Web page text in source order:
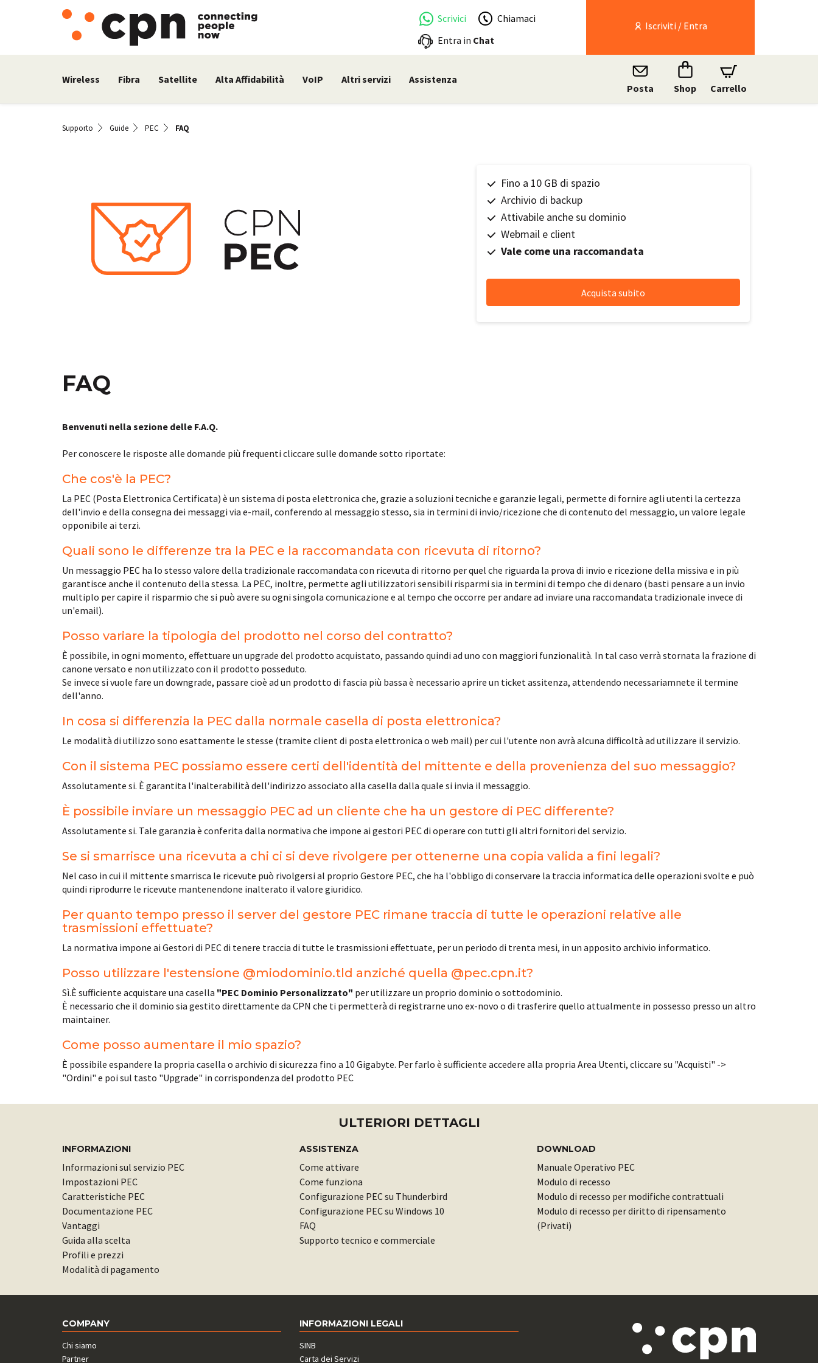
Scrivici
Chiamaci
Entra in Chat
Iscriviti / Entra
Wireless Fibra Satellite Alta Affidabilità VoIP Altri servizi Assistenza
Posta Shop Carrello
Supporto Guide PEC FAQ
Fino a 10 GB di spazio
Archivio di backup
Attivabile anche su dominio
Webmail e client
Vale come una raccomandata
FAQ
Benvenuti nella sezione delle F.A.Q.
Per conoscere le risposte alle domande più frequenti cliccare sulle domande sotto riportate:
Che cos'è la PEC?
La PEC (Posta Elettronica Certificata) è un sistema di posta elettronica che, grazie a soluzioni tecniche e garanzie legali, permette di fornire agli utenti la certezza
dell'invio e della consegna dei messaggi via e-mail, conferendo al messaggio stesso, sia in termini di invio/ricezione che di contenuto del messaggio, un valore legale
opponibile ai terzi.
Quali sono le differenze tra la PEC e la raccomandata con ricevuta di ritorno?
Un messaggio PEC ha lo stesso valore della tradizionale raccomandata con ricevuta di ritorno per quel che riguarda la prova di invio e ricezione della missiva e in più
garantisce anche il contenuto della stessa. La PEC, inoltre, permette agli utilizzatori sensibili risparmi sia in termini di tempo che di denaro (basti pensare a un invio
multiplo per capire il risparmio che si può avere su ogni singola comunicazione e al tempo che occorre per andare ad inviare una raccomandata tradizionale invece di
un'email).
Posso variare la tipologia del prodotto nel corso del contratto?
È possibile, in ogni momento, effettuare un upgrade del prodotto acquistato, passando quindi ad uno con maggiori funzionalità. In tal caso verrà stornata la frazione di
canone versato e non utilizzato con il prodotto posseduto.
Se invece si vuole fare un downgrade, passare cioè ad un prodotto di fascia più bassa è necessario aprire un ticket assitenza, attendendo necessariamnete il termine
dell'anno.
In cosa si differenzia la PEC dalla normale casella di posta elettronica?
Le modalità di utilizzo sono esattamente le stesse (tramite client di posta elettronica o web mail) per cui l'utente non avrà alcuna difficoltà ad utilizzare il servizio.
Con il sistema PEC possiamo essere certi dell'identità del mittente e della provenienza del suo messaggio?
Assolutamente si. È garantita l'inalterabilità dell'indirizzo associato alla casella dalla quale si invia il messaggio.
È possibile inviare un messaggio PEC ad un cliente che ha un gestore di PEC differente?
Assolutamente si. Tale garanzia è conferita dalla normativa che impone ai gestori PEC di operare con tutti gli altri fornitori del servizio.
Se si smarrisce una ricevuta a chi ci si deve rivolgere per ottenerne una copia valida a fini legali?
Nel caso in cui il mittente smarrisca le ricevute può rivolgersi al proprio Gestore PEC, che ha l'obbligo di conservare la traccia informatica delle operazioni svolte e può
quindi riprodurre le ricevute mantenendone inalterato il valore giuridico.
Per quanto tempo presso il server del gestore PEC rimane traccia di tutte le operazioni relative alle
trasmissioni effettuate?
La normativa impone ai Gestori di PEC di tenere traccia di tutte le trasmissioni effettuate, per un periodo di trenta mesi, in un apposito archivio informatico.
Posso utilizzare l'estensione @miodominio.tld anziché quella @pec.cpn.it?
Sì.È sufficiente acquistare una casella "PEC Dominio Personalizzato" per utilizzare un proprio dominio o sottodominio.
È necessario che il dominio sia gestito direttamente da CPN che ti permetterà di registrarne uno ex-novo o di trasferire quello attualmente in possesso presso un altro
maintainer.
Come posso aumentare il mio spazio?
È possibile espandere la propria casella o archivio di sicurezza fino a 10 Gigabyte. Per farlo è sufficiente accedere alla propria Area Utenti, cliccare su "Acquisti" ->
"Ordini" e poi sul tasto "Upgrade" in corrispondenza del prodotto PEC
ULTERIORI DETTAGLI
INFORMAZIONI
Informazioni sul servizio PEC
Impostazioni PEC
Caratteristiche PEC
Documentazione PEC
Vantaggi
Guida alla scelta
Profili e prezzi
Modalità di pagamento
ASSISTENZA
Come attivare
Come funziona
Configurazione PEC su Thunderbird
Configurazione PEC su Windows 10
FAQ
Supporto tecnico e commerciale
DOWNLOAD
Manuale Operativo PEC
Modulo di recesso
Modulo di recesso per modifiche contrattuali
Modulo di recesso per diritto di ripensamento
(Privati)
COMPANY
Chi siamo
Partner
INFORMAZIONI LEGALI
SINB
Carta dei Servizi